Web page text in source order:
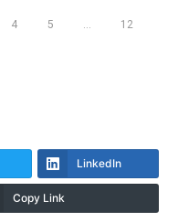
4 5 … 12
LinkedIn
Copy Link